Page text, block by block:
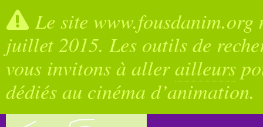
Le site
juillet 2015. Les outils de
vous invitons à allerailleurs
dédiés au cinéma d’animation.